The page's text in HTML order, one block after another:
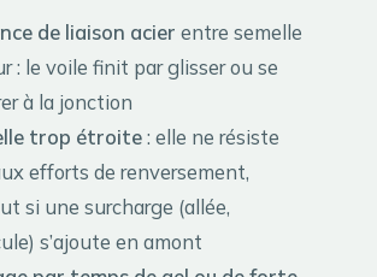
de liaison acier entre semelle
: le voile finit par glisser ou se
à la jonction
trop étroite: elle ne résiste
efforts de renversement,
si une surcharge (allée,
s’ajoute en amont